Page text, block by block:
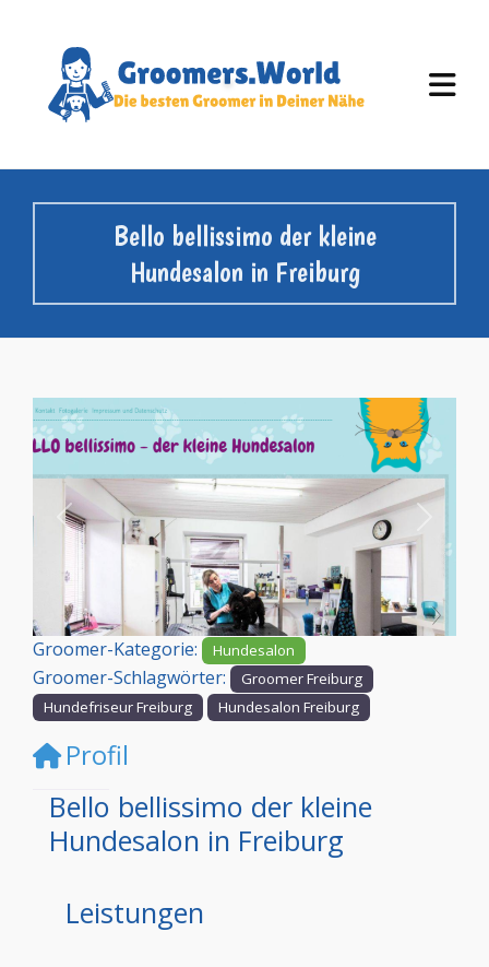
Bello bellissimo der kleine
Hundesalon in Freiburg
Vorheriges
Groomer-Kategorie: Hundesalon
Groomer-Schlagwörter:
Groomer Freiburg
Hundefriseur Freiburg
Hundesalon Freiburg
Profil
Bello bellissimo der kleine
Hundesalon in Freiburg
Leistungen